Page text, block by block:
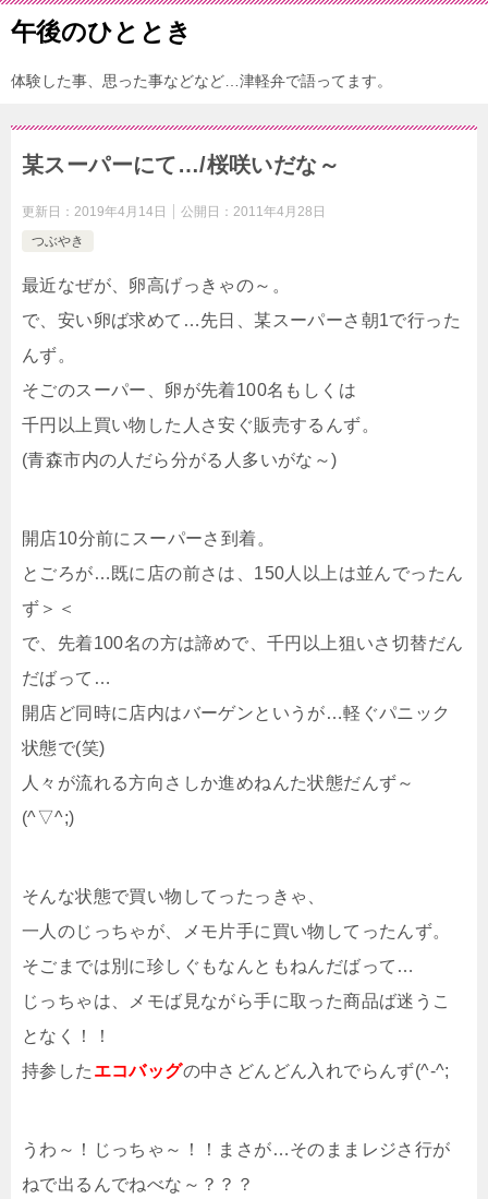
午後のひととき
体験した事、思った事などなど…津軽弁で語ってます。
某スーパーにて…/桜咲いだな～
更新日： 2019年4月14日 公開日： 2011年4月28日
つぶやき
最近なぜが、卵高げっきゃの～。
で、安い卵ば求めて…先日、某スーパーさ朝1で行った
んず。
そごのスーパー、卵が先着100名もしくは
千円以上買い物した人さ安ぐ販売するんず。
(青森市内の人だら分がる人多いがな～)
開店10分前にスーパーさ到着。
とごろが…既に店の前さは、150人以上は並んでったん
ず＞＜
で、先着100名の方は諦めで、千円以上狙いさ切替だん
だばって…
開店ど同時に店内はバーゲンというが…軽ぐパニック
状態で(笑)
人々が流れる方向さしか進めねんた状態だんず～
(^▽^;)
そんな状態で買い物してったっきゃ、
一人のじっちゃが、メモ片手に買い物してったんず。
そごまでは別に珍しぐもなんともねんだばって…
じっちゃは、メモば見ながら手に取った商品ば迷うこ
となく！！
持参した エコバッグの中さどんどん入れでらんず(^-^;
うわ～！じっちゃ～！！まさが…そのままレジさ行が
ねで出るんでねべな～？？？